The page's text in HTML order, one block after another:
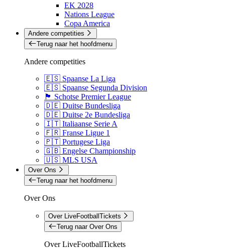
EK 2028
Nations League
Copa America
Andere competities
Terug naar het hoofdmenu
Andere competities
🇪🇸 Spaanse La Liga
🇪🇸 Spaanse Segunda Division
🏴󠁧󠁢󠁳󠁣󠁴󠁿 Schotse Premier League
🇩🇪 Duitse Bundesliga
🇩🇪 Duitse 2e Bundesliga
🇮🇹 Italiaanse Serie A
🇫🇷 Franse Ligue 1
🇵🇹 Portugese Liga
🇬🇧 Engelse Championship
🇺🇸 MLS USA
Over Ons
Terug naar het hoofdmenu
Over Ons
Over LiveFootballTickets
Terug naar Over Ons
Over LiveFootballTickets